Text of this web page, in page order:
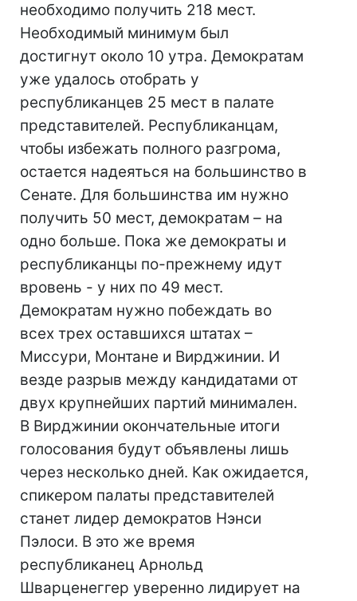
необходимо получить 218 мест.
Необходимый минимум был
достигнут около 10 утра. Демократам
уже удалось отобрать у
республиканцев 25 мест в палате
представителей. Республиканцам,
чтобы избежать полного разгрома,
остается надеяться на большинство в
Сенате. Для большинства им нужно
получить 50 мест, демократам – на
одно больше. Пока же демократы и
республиканцы по-прежнему идут
вровень - у них по 49 мест.
Демократам нужно побеждать во
всех трех оставшихся штатах –
Миссури, Монтане и Вирджинии. И
везде разрыв между кандидатами от
двух крупнейших партий минимален.
В Вирджинии окончательные итоги
голосования будут объявлены лишь
через несколько дней. Как ожидается,
спикером палаты представителей
станет лидер демократов Нэнси
Пэлоси. В это же время
республиканец Арнольд
Шварценеггер уверенно лидирует на